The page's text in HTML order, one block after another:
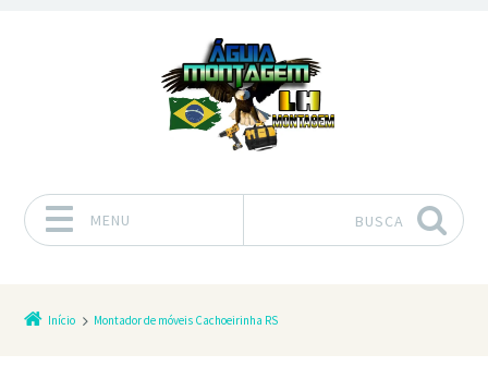
MENU BUSCA
Início Montador de móveis Cachoeirinha RS